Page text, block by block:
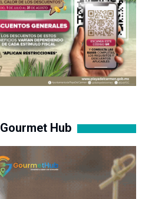
Gourmet Hub